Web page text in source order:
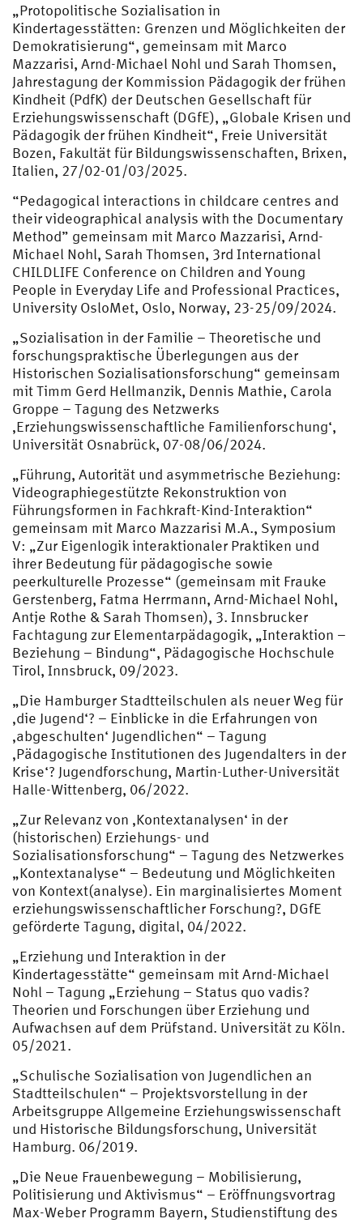
„Protopolitische Sozialisation in
Kindertagesstätten: Grenzen und Möglichkeiten der
Demokratisierung“, gemeinsam mit Marco
Mazzarisi, Arnd-Michael Nohl und Sarah Thomsen,
Jahrestagung der Kommission Pädagogik der frühen
Kindheit (PdfK) der Deutschen Gesellschaft für
Erziehungswissenschaft (DGfE), „Globale Krisen und
Pädagogik der frühen Kindheit“, Freie Universität
Bozen, Fakultät für Bildungswissenschaften, Brixen,
Italien, 27/02-01/03/2025.
“Pedagogical interactions in childcare centres and
their videographical analysis with the Documentary
Method” gemeinsam mit Marco Mazzarisi, Arnd-
Michael Nohl, Sarah Thomsen, 3rd International
CHILDLIFE Conference on Children and Young
People in Everyday Life and Professional Practices,
University OsloMet, Oslo, Norway, 23-25/09/2024.
„Sozialisation in der Familie – Theoretische und
forschungspraktische Überlegungen aus der
Historischen Sozialisationsforschung“ gemeinsam
mit Timm Gerd Hellmanzik, Dennis Mathie, Carola
Groppe – Tagung des Netzwerks
‚Erziehungswissenschaftliche Familienforschung‘,
Universität Osnabrück, 07-08/06/2024.
„Führung, Autorität und asymmetrische Beziehung:
Videographiegestützte Rekonstruktion von
Führungsformen in Fachkraft-Kind-Interaktion“
gemeinsam mit Marco Mazzarisi M.A., Symposium
V: „Zur Eigenlogik interaktionaler Praktiken und
ihrer Bedeutung für pädagogische sowie
peerkulturelle Prozesse“ (gemeinsam mit Frauke
Gerstenberg, Fatma Herrmann, Arnd-Michael Nohl,
Antje Rothe & Sarah Thomsen), 3. Innsbrucker
Fachtagung zur Elementarpädagogik, „Interaktion –
Beziehung – Bindung“, Pädagogische Hochschule
Tirol, Innsbruck, 09/2023.
„Die Hamburger Stadtteilschulen als neuer Weg für
‚die Jugend‘? – Einblicke in die Erfahrungen von
‚abgeschulten‘ Jugendlichen“ – Tagung
‚Pädagogische Institutionen des Jugendalters in der
Krise‘? Jugendforschung, Martin-Luther-Universität
Halle-Wittenberg, 06/2022.
„Zur Relevanz von ‚Kontextanalysen‘ in der
(historischen) Erziehungs- und
Sozialisationsforschung“ – Tagung des Netzwerkes
„Kontextanalyse“ – Bedeutung und Möglichkeiten
von Kontext(analyse). Ein marginalisiertes Moment
erziehungswissenschaftlicher Forschung?, DGfE
geförderte Tagung, digital, 04/2022.
„Erziehung und Interaktion in der
Kindertagesstätte“ gemeinsam mit Arnd-Michael
Nohl – Tagung „Erziehung – Status quo vadis?
Theorien und Forschungen über Erziehung und
Aufwachsen auf dem Prüfstand. Universität zu Köln.
05/2021.
„Schulische Sozialisation von Jugendlichen an
Stadtteilschulen“ – Projektsvorstellung in der
Arbeitsgruppe Allgemeine Erziehungswissenschaft
und Historische Bildungsforschung, Universität
Hamburg. 06/2019.
„Die Neue Frauenbewegung – Mobilisierung,
Politisierung und Aktivismus“ – Eröffnungsvortrag
Max-Weber Programm Bayern, Studienstiftung des